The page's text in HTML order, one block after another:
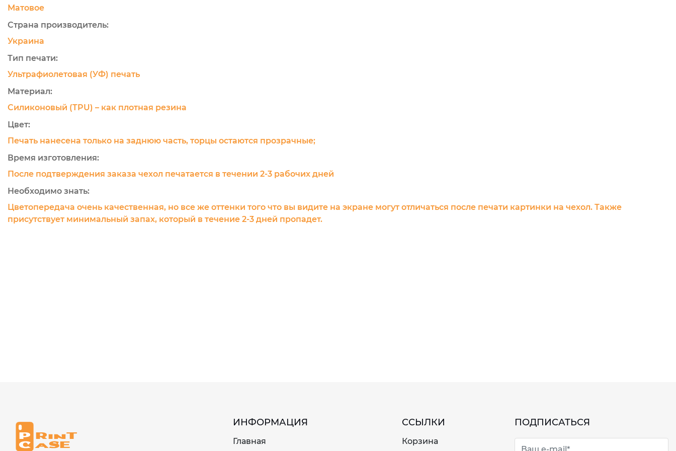
Матовое
Страна производитель:
Украина
Тип печати:
Ультрафиолетовая (УФ) печать
Материал:
Силиконовый (TPU) – как плотная резина
Цвет:
Печать нанесена только на заднюю часть, торцы остаются прозрачные;
Время изготовления:
После подтверждения заказа чехол печатается в течении 2-3 рабочих дней
Необходимо знать:
Цветопередача очень качественная, но все же оттенки того что вы видите на экране могут отличаться после печати картинки на чехол. Также
присутствует минимальный запах, который в течение 2-3 дней пропадет.
ИНФОРМАЦИЯ
Главная
ССЫЛКИ
Корзина
ПОДПИСАТЬСЯ